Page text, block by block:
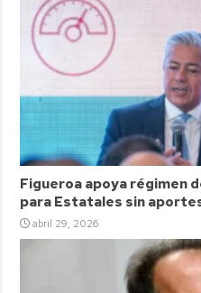
Figueroa apoya régimen
para Estatales sin
abril 29, 2026